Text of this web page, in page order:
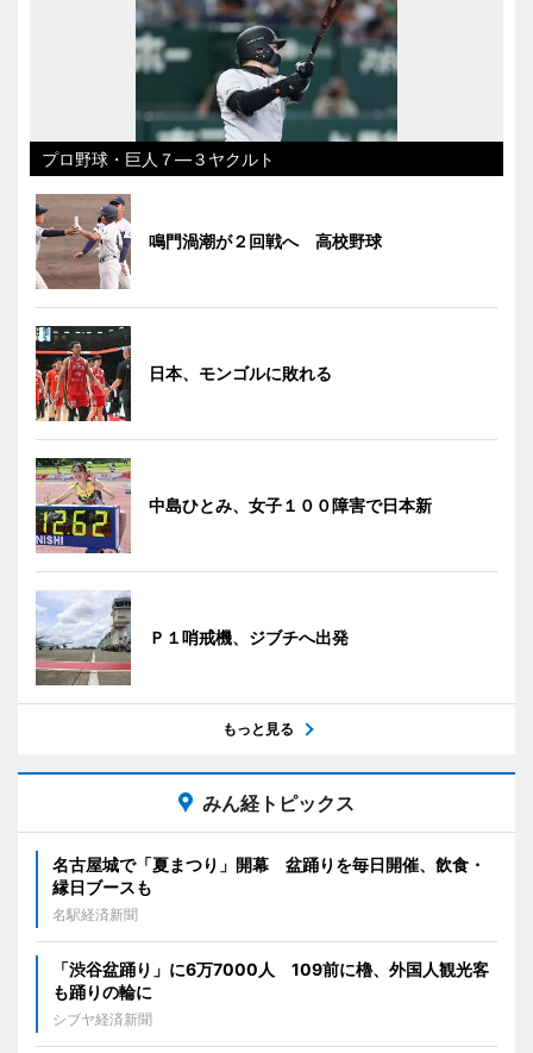
プロ野球・巨人７―３ヤクルト
鳴門渦潮が２回戦へ 高校野球
日本、モンゴルに敗れる
中島ひとみ、女子１００障害で日本新
Ｐ１哨戒機、ジブチへ出発
もっと見る
みん経トピックス
名古屋城で「夏まつり」開幕 盆踊りを毎日開催、飲食・
縁日ブースも
名駅経済新聞
「渋谷盆踊り」に6万7000人 109前に櫓、外国人観光客
も踊りの輪に
シブヤ経済新聞